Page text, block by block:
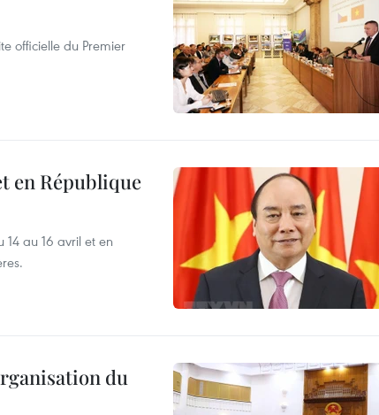
officielle du Premier
en République
14 au 16 avril et en
du